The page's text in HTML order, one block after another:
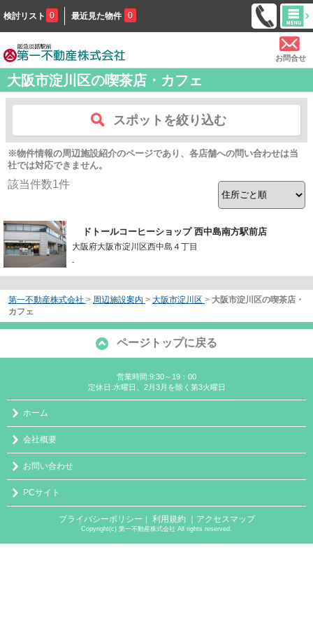
検討リスト 0 最近見た物件 0
お問合せ
大阪市淀川区の喫茶店・カフェ
スポットを絞り込む
※物件情報の周辺施設紹介のページであり、各店舗への問い合わせは当
社では対応できません。
該当件数1件
ドトールコーヒーショップ 西中島南方駅前店
大阪府大阪市淀川区西中島４丁目
-
第一不動産株式会社 > 周辺施設案内 > 大阪市淀川区 > 大阪市淀川区の喫茶店・
カフェ
ページトップに戻る
営業時間:9:30～19：00
定休日:水曜日、2月3月を除く第3火曜日
ホーム
会社概要
お問い合わせ
PCサイト
プライバシーポリシー ｜ 利用規約 ｜アクセスマップ
Copyright(c) 第一不動産株式会社 All rights reserved.